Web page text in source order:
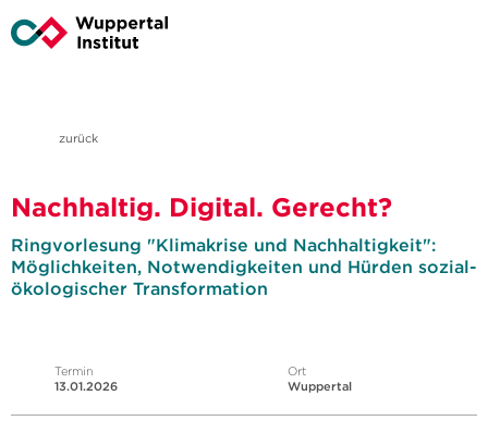
zurück
Nachhaltig. Digital. Gerecht?
Ringvorlesung "Klimakrise und Nachhaltigkeit":
Möglichkeiten, Notwendigkeiten und Hürden sozial-
ökologischer Transformation
Termin
13.01.2026
Ort
Wuppertal